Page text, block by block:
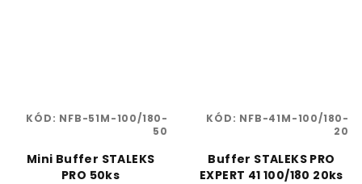
Mini Buffer STALEKS
PRO 50ks
KÓD: NFB-51M-100/180-
50
Buffer STALEKS PRO
EXPERT 41 100/180 20ks
KÓD: NFB-41M-100/180-
20